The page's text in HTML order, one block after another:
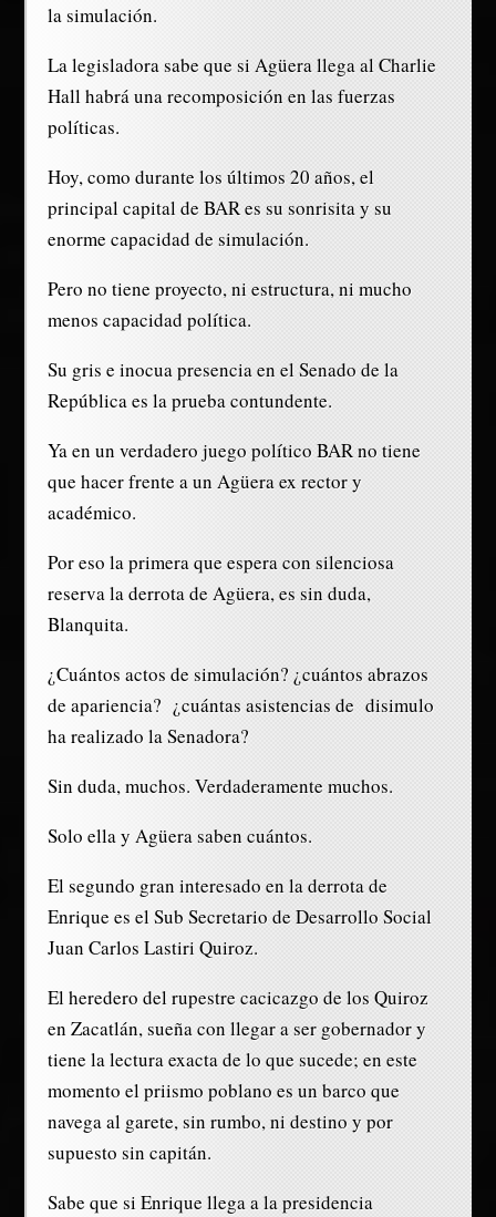
la simulación.
La legisladora sabe que si Agüera llega al Charlie
Hall habrá una recomposición en las fuerzas
políticas.
Hoy, como durante los últimos 20 años, el
principal capital de BAR es su sonrisita y su
enorme capacidad de simulación.
Pero no tiene proyecto, ni estructura, ni mucho
menos capacidad política.
Su gris e inocua presencia en el Senado de la
República es la prueba contundente.
Ya en un verdadero juego político BAR no tiene
que hacer frente a un Agüera ex rector y
académico.
Por eso la primera que espera con silenciosa
reserva la derrota de Agüera, es sin duda,
Blanquita.
¿Cuántos actos de simulación? ¿cuántos abrazos
de apariencia? ¿cuántas asistencias de disimulo
ha realizado la Senadora?
Sin duda, muchos. Verdaderamente muchos.
Solo ella y Agüera saben cuántos.
El segundo gran interesado en la derrota de
Enrique es el Sub Secretario de Desarrollo Social
Juan Carlos Lastiri Quiroz.
El heredero del rupestre cacicazgo de los Quiroz
en Zacatlán, sueña con llegar a ser gobernador y
tiene la lectura exacta de lo que sucede; en este
momento el priismo poblano es un barco que
navega al garete, sin rumbo, ni destino y por
supuesto sin capitán.
Sabe que si Enrique llega a la presidencia